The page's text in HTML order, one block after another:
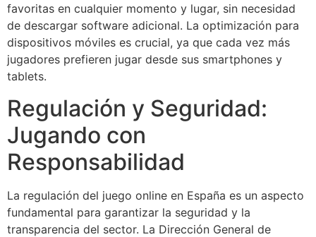
favoritas en cualquier momento y lugar, sin necesidad
de descargar software adicional. La optimización para
dispositivos móviles es crucial, ya que cada vez más
jugadores prefieren jugar desde sus smartphones y
tablets.
Regulación y Seguridad:
Jugando con
Responsabilidad
La regulación del juego online en España es un aspecto
fundamental para garantizar la seguridad y la
transparencia del sector. La Dirección General de